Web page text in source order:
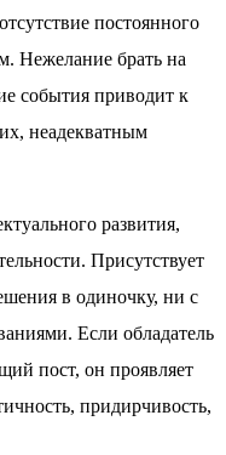
постоянного
Нежелание брать на
события приводит к
неадекватным
развития,
Присутствует
в одиночку, ни с
Если обладатель
пост, он проявляет
придирчивость,